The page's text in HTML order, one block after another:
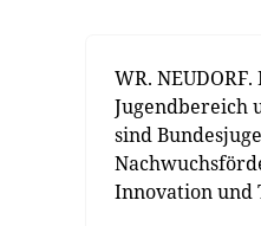
WR.
Jugendbereich
sind
Innovation und